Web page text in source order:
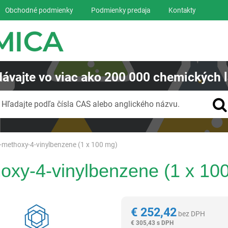
4-vinylbenzene (1 x 100 mg)
4-vinylbenzene (1 x
€252,42 bez DPH
€ 305,43 s DPH
Obchodné podmienky Podmienky predaja Kontakty
vo viac ako200 000 chemických
Hľadajte podľa čísla CAS alebo anglického názvu.